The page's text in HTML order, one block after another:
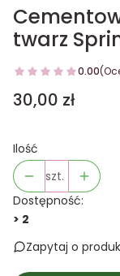
twarz
0.00
Cena
30,00 zł
Ilość
szt.
Dostępność:
> 2
Zapytaj o